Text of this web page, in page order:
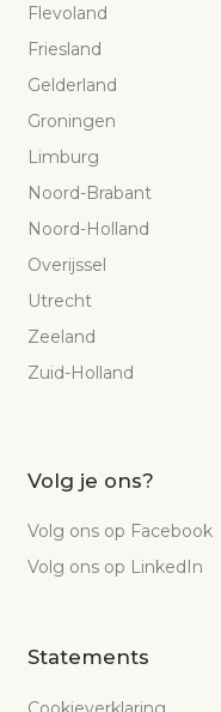
Flevoland
Friesland
Gelderland
Groningen
Limburg
Noord-Brabant
Noord-Holland
Overijssel
Utrecht
Zeeland
Zuid-Holland
Volg je ons?
Volg ons op Facebook
Volg ons op LinkedIn
Statements